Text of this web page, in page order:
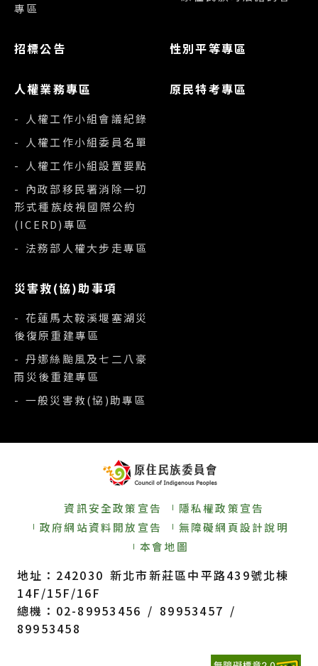
專區
招標公告 性別平等專區
人權業務專區
- 人權工作小組會議紀錄
- 人權工作小組委員名單
- 人權工作小組設置要點
- 內政部移民署消除一切
形式種族歧視國際公約
(ICERD)專區
- 法務部人權大步走專區
原民特考專區
災害救(協)助事項
- 花蓮馬太鞍溪堰塞湖災
後復原重建專區
- 丹娜絲颱風及七二八豪
雨災後重建專區
- 一般災害救(協)助專區
資訊安全政策宣告
隱私權政策宣告
政府網站資料開放宣告
無障礙網頁設計說明
本會地圖
地址：242030 新北市新莊區中平路439號北棟
14F/15F/16F
總機：02-89953456 / 89953457 /
89953458